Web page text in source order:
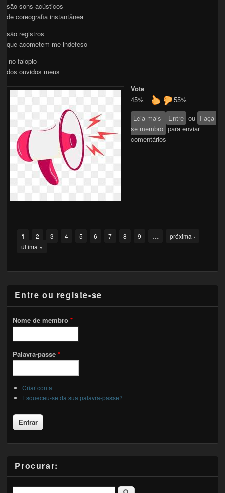
são sons acústicos
de coreografia instantânea
são registros
que acometem-me indefeso
-no falopio
dos ouvidos meus
Vote
45%
55%
Leia mais sobre
SONOPLASTIA
Entre ou Faça-
se membro para enviar
comentários
Pages
1 2 3 4 5 6 7 8 9 …
próxima ›
última »
Entre ou registe-se
Nome de membro*
Palavra-passe*
Criar conta
Esqueceu-se da sua palavra-passe?
Procurar:
Pesquisar